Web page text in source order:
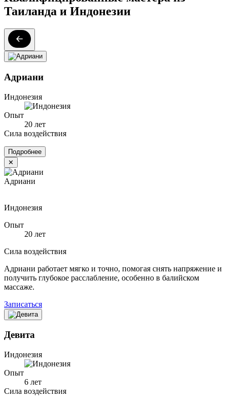
Таиланда и Индонезии
Адриани
Индонезия
Опыт
20 лет
Сила воздействия
Подробнее
✕
Адриани
Индонезия
Опыт
20 лет
Сила воздействия
Адриани работает мягко и точно, помогая снять напряжение и
получить глубокое расслабление, особенно в балийском
массаже.
Записаться
Девита
Индонезия
Опыт
6 лет
Сила воздействия